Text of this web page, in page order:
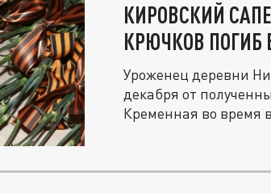
КИРОВСКИЙ
КРЮЧКОВ ПОГИБ
Уроженец деревни
декабря от
Кременная во время